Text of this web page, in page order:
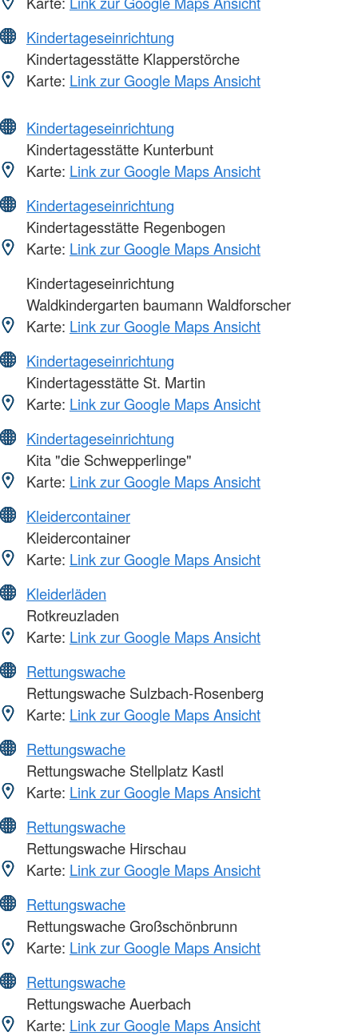
Kindertageseinrichtung
Kindertagesstätte Klapperstörche
Karte: Link zur Google Maps Ansicht
Kindertageseinrichtung
Kindertagesstätte Kunterbunt
Karte: Link zur Google Maps Ansicht
Kindertageseinrichtung
Kindertagesstätte Regenbogen
Karte: Link zur Google Maps Ansicht
Kindertageseinrichtung
Waldkindergarten baumann Waldforscher
Karte: Link zur Google Maps Ansicht
Kindertageseinrichtung
Kindertagesstätte St. Martin
Karte: Link zur Google Maps Ansicht
Kindertageseinrichtung
Kita "die Schwepperlinge"
Karte: Link zur Google Maps Ansicht
Kleidercontainer
Kleidercontainer
Karte: Link zur Google Maps Ansicht
Kleiderläden
Rotkreuzladen
Karte: Link zur Google Maps Ansicht
Rettungswache
Rettungswache Sulzbach-Rosenberg
Karte: Link zur Google Maps Ansicht
Rettungswache
Rettungswache Stellplatz Kastl
Karte: Link zur Google Maps Ansicht
Rettungswache
Rettungswache Hirschau
Karte: Link zur Google Maps Ansicht
Rettungswache
Rettungswache Großschönbrunn
Karte: Link zur Google Maps Ansicht
Rettungswache
Rettungswache Auerbach
Karte: Link zur Google Maps Ansicht